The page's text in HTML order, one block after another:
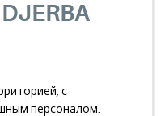
с
персоналом.